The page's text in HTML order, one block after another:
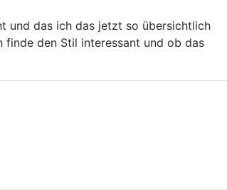
und das ich das jetzt so übersichtlich
den Stil interessant und ob das